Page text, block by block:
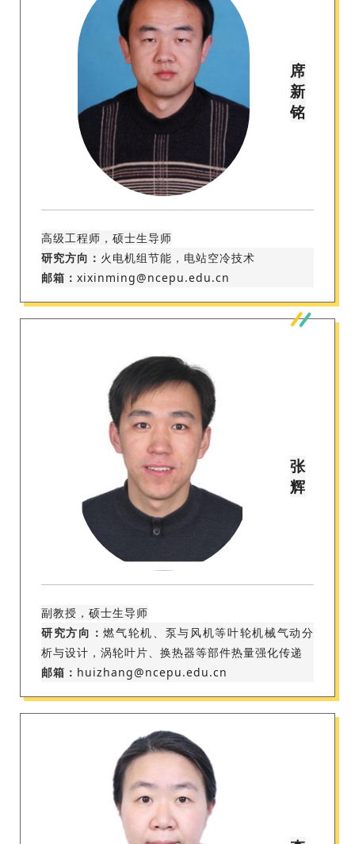
席
新
铭
高级工程师，硕士生导师
研究方向： 火电机组节能，电站空冷技术
邮箱： xixinming@ncepu.edu.cn
张
辉
副教授，硕士生导师
研究方向：燃气轮机、泵与风机等叶轮机械气动分
析与设计，涡轮叶片、换热器等部件热量强化传递
邮箱： huizhang@ncepu.edu.cn